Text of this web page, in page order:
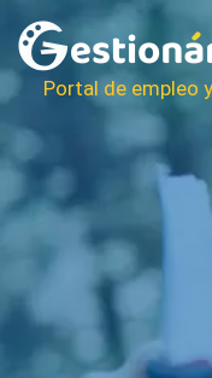
Portal de empleo